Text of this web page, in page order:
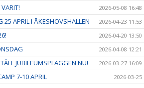
2026-05-08 16:48
25 APRIL I ÅKESHOVSHALLEN 2026-04-23 11:53
2026-04-20 13:50
2026-04-08 12:21
JUBILEUMSPLAGGEN NU! 2026-03-27 16:09
7-10 APRIL 2026-03-25